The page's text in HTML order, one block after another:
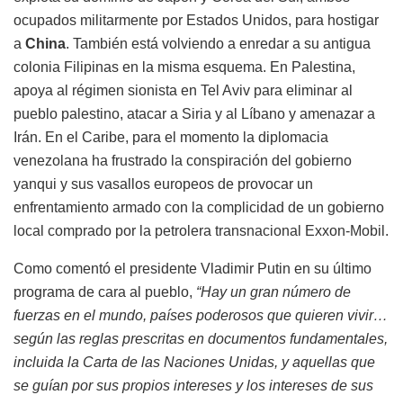
ocupados militarmente por Estados Unidos, para hostigar
a China. También está volviendo a enredar a su antigua
colonia Filipinas en la misma esquema. En Palestina,
apoya al régimen sionista en Tel Aviv para eliminar al
pueblo palestino, atacar a Siria y al Líbano y amenazar a
Irán. En el Caribe, para el momento la diplomacia
venezolana ha frustrado la conspiración del gobierno
yanqui y sus vasallos europeos de provocar un
enfrentamiento armado con la complicidad de un gobierno
local comprado por la petrolera transnacional Exxon-Mobil.
Como comentó el presidente Vladimir Putin en su último
programa de cara al pueblo, “Hay un gran número de
fuerzas en el mundo, países poderosos que quieren vivir…
según las reglas prescritas en documentos fundamentales,
incluida la Carta de las Naciones Unidas, y aquellas que
se guían por sus propios intereses y los intereses de sus